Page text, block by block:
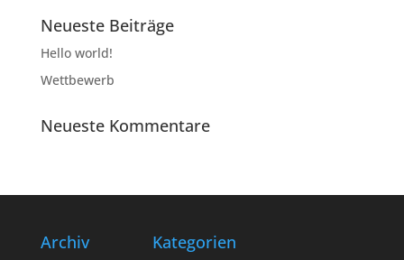
Neueste Beiträge
Hello world!
Wettbewerb
Neueste Kommentare
Archiv Kategorien